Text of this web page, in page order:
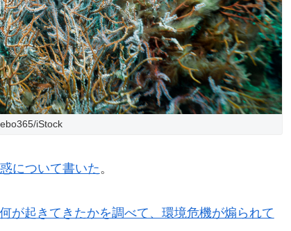
iStock
について書いた。
が起きてきたかを調べて、環境危機が煽られて